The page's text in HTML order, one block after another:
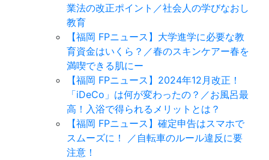
業法の改正ポイント／社会人の学びなおし
教育
【福岡 FPニュース】大学進学に必要な教
育資金はいくら？／春のスキンケアー春を
満喫できる肌にー
【福岡 FPニュース】2024年12月改正！
「iDeCo」は何が変わったの？／お風呂最
高！入浴で得られるメリットとは？
【福岡 FPニュース】確定申告はスマホで
スムーズに！ ／自転車のルール違反に要
注意！